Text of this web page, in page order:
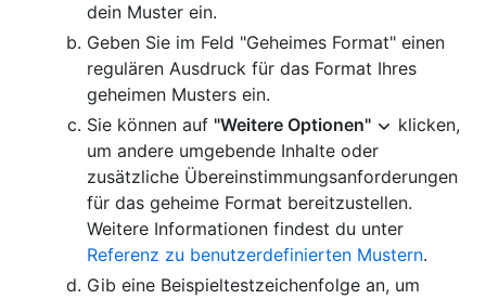
dein Muster ein.
Geben Sie im Feld "Geheimes Format" einen
regulären Ausdruck für das Format Ihres
geheimen Musters ein.
Sie können auf "Weitere Optionen"
klicken,
um andere umgebende Inhalte oder
zusätzliche Übereinstimmungsanforderungen
für das geheime Format bereitzustellen.
Weitere Informationen findest du unter
Referenz zu benutzerdefinierten Mustern.
Gib eine Beispieltestzeichenfolge an, um